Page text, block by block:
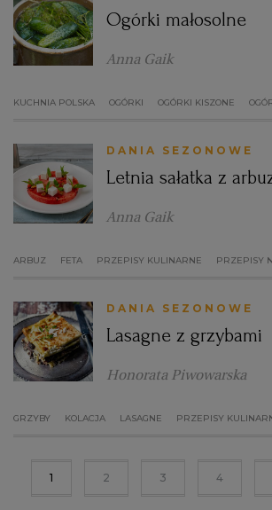
Ogórki małosolne
Anna Gaik
KUCHNIA POLSKA OGÓRKI OGÓRKI KISZONE
DANIA SEZONOWE
Letnia sałatka z
Anna Gaik
ARBUZ FETA PRZEPISY KULINARNE PRZEPISY
DANIA SEZONOWE
Lasagne z grzybami
Honorata Piwowarska
GRZYBY KOLACJA LASAGNE PRZEPISY
1 2 3 4